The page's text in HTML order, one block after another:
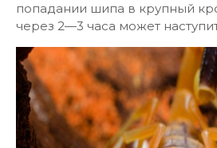
попадании шипа в крупный
через 2—3 часа может